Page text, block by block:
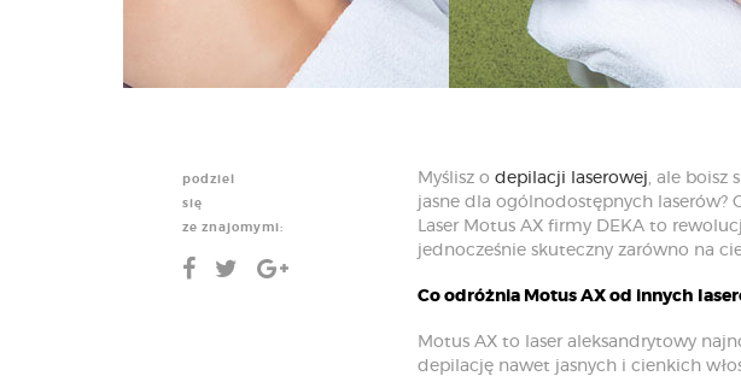
Myślisz o depilacji laserowej, ale boisz
jasne dla ogólnodostępnych laserów?
Laser Motus AX firmy DEKA to
jednocześnie skuteczny zarówno na
Co odróżnia Motus AX od innych
Motus AX to laser aleksandrytowy
depilację nawet jasnych i cienkich
podziel
się
ze znajomymi: